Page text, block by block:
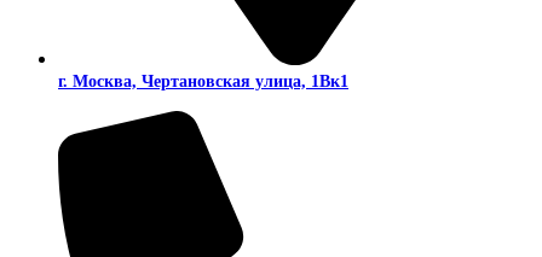
г. Москва, Чертановская улица, 1Вк1